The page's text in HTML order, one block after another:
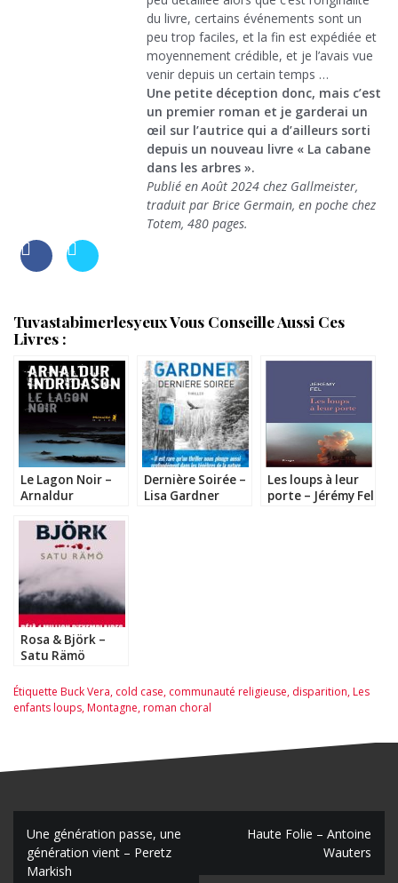
du livre, certains événements sont un
peu trop faciles, et la fin est expédiée et
moyennement crédible, et je l’avais vue
venir depuis un certain temps …
Une petite déception donc, mais c’est
un premier roman et je garderai un
œil sur l’autrice qui a d’ailleurs sorti
depuis un nouveau livre « La cabane
dans les arbres ».
Publié en Août 2024 chez Gallmeister,
traduit par Brice Germain, en poche chez
Totem, 480 pages.
Tuvastabimerlesyeux Vous Conseille Aussi Ces
Livres :
Le Lagon Noir –
Arnaldur
Dernière Soirée –
Lisa Gardner
Les loups à leur
porte – Jérémy Fel
Rosa & Björk –
Satu Rämö
Étiquette Buck Vera, cold case, communauté religieuse, disparition,Les
enfants loups,Montagne,roman choral
N
Une génération passe, une
génération vient – Peretz
Markish
Haute Folie – Antoine
Wauters